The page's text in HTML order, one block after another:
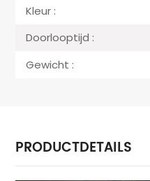
Kleur :
Doorlooptijd :
Gewicht :
PRODUCTDETAILS